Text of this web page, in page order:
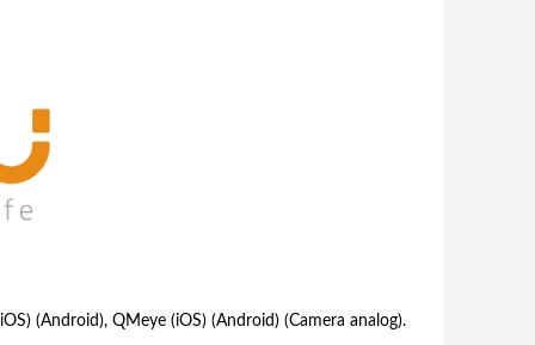
iOS) (Android ), QMeye (iOS) (Android ) (Camera analog).